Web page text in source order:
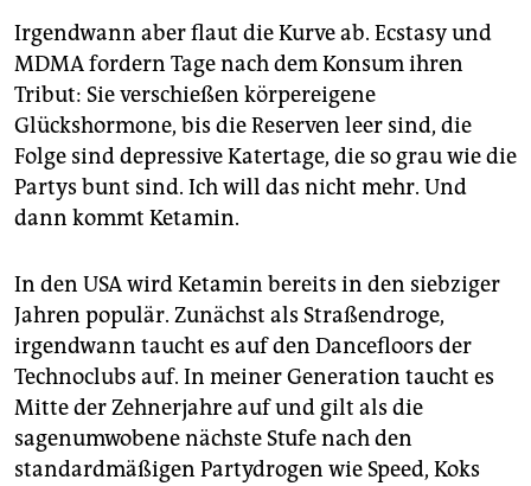
Irgendwann aber flaut die Kurve ab. Ecstasy und
MDMA fordern Tage nach dem Konsum ihren
Tribut: Sie verschießen körpereigene
Glückshormone, bis die Reserven leer sind, die
Folge sind depressive Katertage, die so grau wie die
Partys bunt sind. Ich will das nicht mehr. Und
dann kommt Ketamin.
In den USA wird Ketamin bereits in den siebziger
Jahren populär. Zunächst als Straßendroge,
irgendwann taucht es auf den Dancefloors der
Technoclubs auf. In meiner Generation taucht es
Mitte der Zehnerjahre auf und gilt als die
sagenumwobene nächste Stufe nach den
standardmäßigen Partydrogen wie Speed, Koks